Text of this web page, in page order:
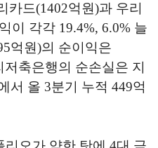
카드(1402억원)과 우리
이 각각 19.4%, 6.0% 늘
억원)의 순이익은
축은행의 순손실은 지
서 올 3분기 누적 449억